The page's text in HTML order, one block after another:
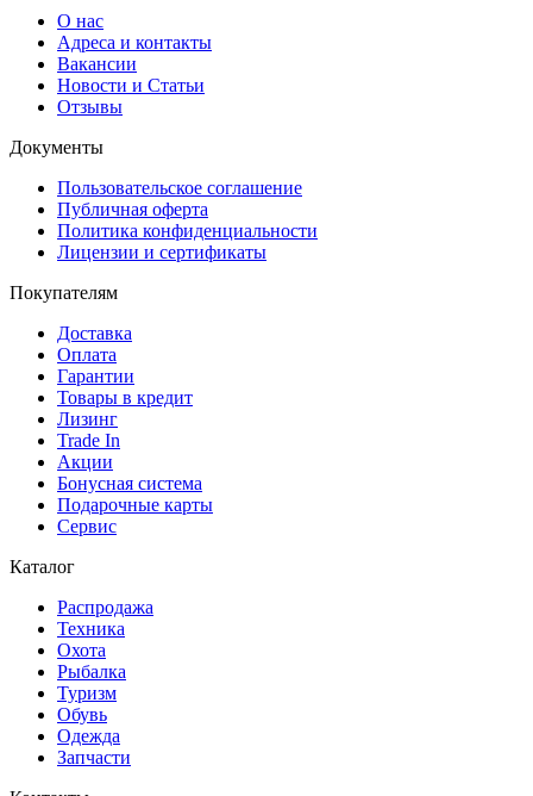
О нас
Адреса и контакты
Вакансии
Новости и Статьи
Отзывы
Документы
Пользовательское соглашение
Публичная оферта
Политика конфиденциальности
Лицензии и сертификаты
Покупателям
Доставка
Оплата
Гарантии
Товары в кредит
Лизинг
Trade In
Акции
Бонусная система
Подарочные карты
Сервис
Каталог
Распродажа
Техника
Охота
Рыбалка
Туризм
Обувь
Одежда
Запчасти